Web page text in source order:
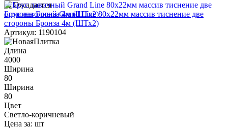
Ожидается
Брус лавочный Grand Line 80х22мм массив тиснение две
стороны Бронза 4м (ШТх2)
Артикул: 1190104
Длина
4000
Ширина
80
Ширина
80
Цвет
Светло-коричневый
Цена за: шт